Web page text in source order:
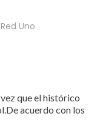
Uno
que el histórico
acuerdo con los